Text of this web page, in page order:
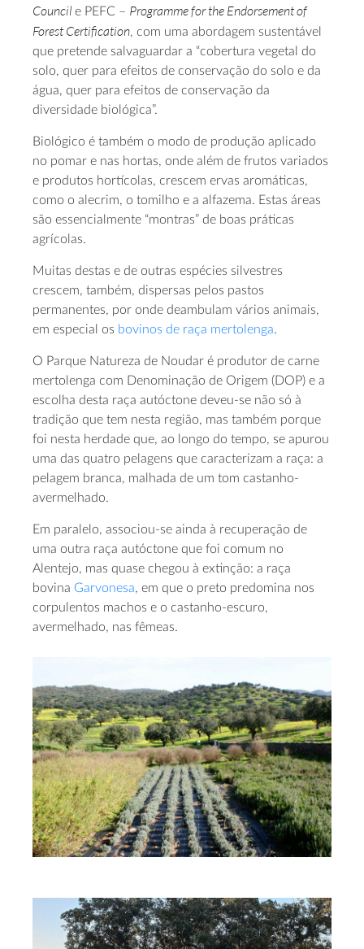
Council e PEFC – Programme for the Endorsement of
Forest Certification, com uma abordagem sustentável
que pretende salvaguardar a “cobertura vegetal do
solo, quer para efeitos de conservação do solo e da
água, quer para efeitos de conservação da
diversidade biológica”.
Biológico é também o modo de produção aplicado
no pomar e nas hortas, onde além de frutos variados
e produtos hortícolas, crescem ervas aromáticas,
como o alecrim, o tomilho e a alfazema. Estas áreas
são essencialmente “montras” de boas práticas
agrícolas.
Muitas destas e de outras espécies silvestres
crescem, também, dispersas pelos pastos
permanentes, por onde deambulam vários animais,
em especial os bovinos de raça mertolenga.
O Parque Natureza de Noudar é produtor de carne
mertolenga com Denominação de Origem (DOP) e a
escolha desta raça autóctone deveu-se não só à
tradição que tem nesta região, mas também porque
foi nesta herdade que, ao longo do tempo, se apurou
uma das quatro pelagens que caracterizam a raça: a
pelagem branca, malhada de um tom castanho-
avermelhado.
Em paralelo, associou-se ainda à recuperação de
uma outra raça autóctone que foi comum no
Alentejo, mas quase chegou à extinção: a raça
bovina Garvonesa, em que o preto predomina nos
corpulentos machos e o castanho-escuro,
avermelhado, nas fêmeas.